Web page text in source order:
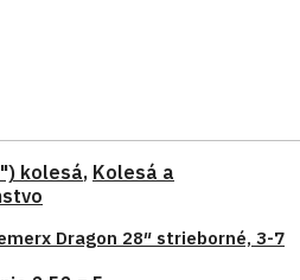
kolesá, Kolesá a
Dragon 28″ strieborné, 3-7